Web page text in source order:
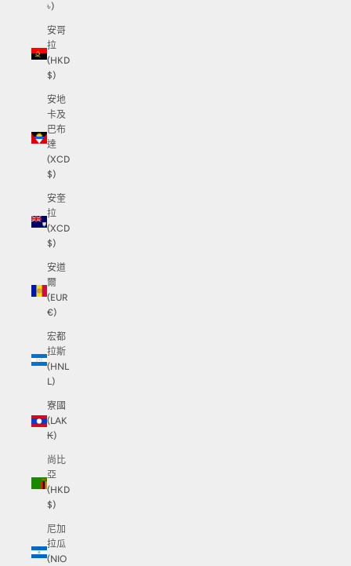
৳)
安哥
拉
(HKD
$)
安地
卡及
巴布
達
(XCD
$)
安奎
拉
(XCD
$)
安道
爾
(EUR
€)
宏都
拉斯
(HNL
L)
寮國
(LAK
₭)
尚比
亞
(HKD
$)
尼加
拉瓜
(NIO